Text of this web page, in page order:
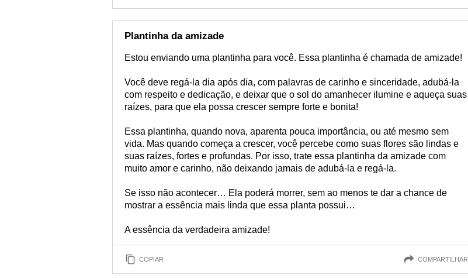
Plantinha da amizade
Estou enviando uma plantinha para você. Essa plantinha é chamada de amizade!
Você deve regá-la dia após dia, com palavras de carinho e sinceridade, adubá-la
com respeito e dedicação, e deixar que o sol do amanhecer ilumine e aqueça suas
raízes, para que ela possa crescer sempre forte e bonita!
Essa plantinha, quando nova, aparenta pouca importância, ou até mesmo sem
vida. Mas quando começa a crescer, você percebe como suas flores são lindas e
suas raízes, fortes e profundas. Por isso, trate essa plantinha da amizade com
muito amor e carinho, não deixando jamais de adubá-la e regá-la.
Se isso não acontecer… Ela poderá morrer, sem ao menos te dar a chance de
mostrar a essência mais linda que essa planta possui…
A essência da verdadeira amizade!
COPIAR COMPARTILHAR